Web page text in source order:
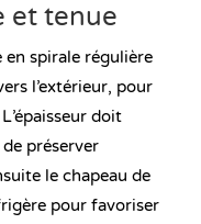
et tenue
en spirale régulière
l’extérieur, pour
doit
préserver
le chapeau de
pour favoriser